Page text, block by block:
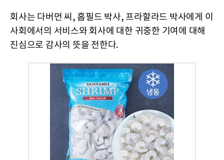
회사는 다버먼 씨, 홉필드 박사, 프라할라드 박사에게 이
사회에서의 서비스와 회사에 대한 귀중한 기여에 대해
진심으로 감사의 뜻을 전한다.